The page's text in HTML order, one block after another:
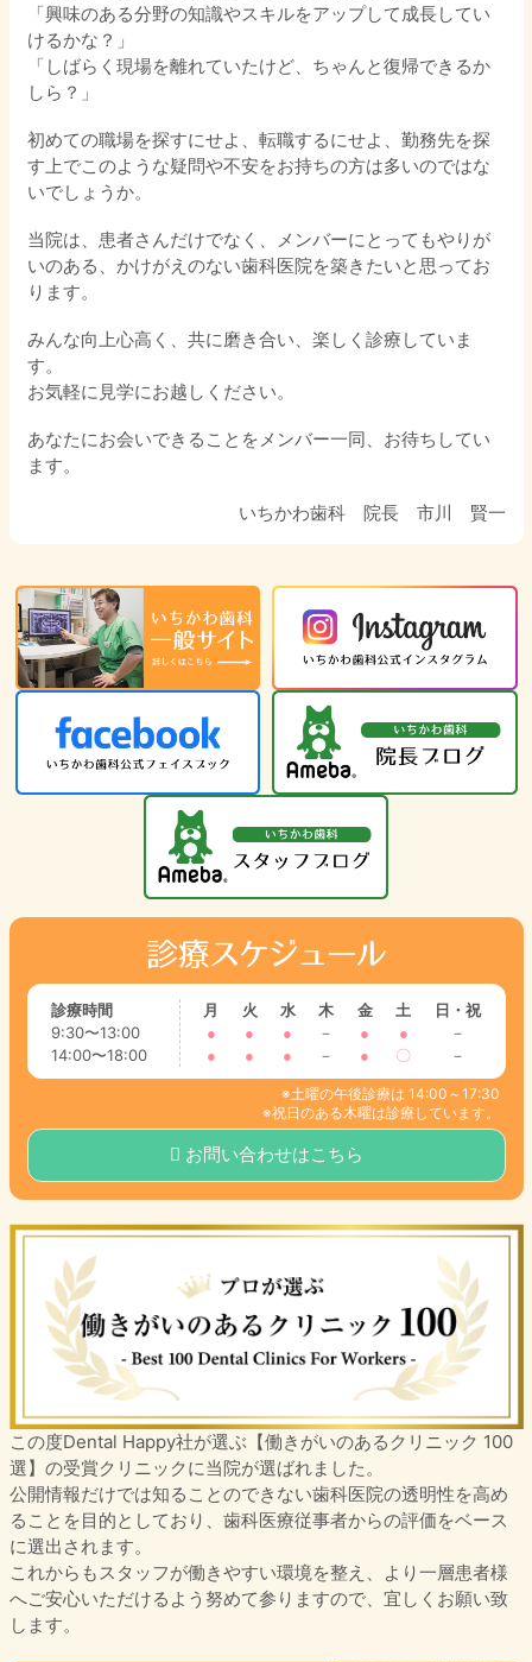
「興味のある分野の知識やスキルをアップして成長してい
けるかな？」
「しばらく現場を離れていたけど、ちゃんと復帰できるか
しら？」
初めての職場を探すにせよ、転職するにせよ、勤務先を探
す上でこのような疑問や不安をお持ちの方は多いのではな
いでしょうか。
当院は、患者さんだけでなく、メンバーにとってもやりが
いのある、かけがえのない歯科医院を築きたいと思ってお
ります。
みんな向上心高く、共に磨き合い、楽しく診療していま
す。
お気軽に見学にお越しください。
あなたにお会いできることをメンバー一同、お待ちしてい
ます。
いちかわ歯科 院長 市川 賢一
診療時間
9:30〜13:00
14:00〜18:00
月
●
●
火
●
●
水
●
●
木
－
－
金
●
●
土
●
〇
日・祝
－
－
※土曜の午後診療は 14:00～17:30
※祝日のある木曜は診療しています。
お問い合わせはこちら
この度Dental Happy社が選ぶ【働きがいのあるクリニック 100
選】の受賞クリニックに当院が選ばれました。
公開情報だけでは知ることのできない歯科医院の透明性を高め
ることを目的としており、歯科医療従事者からの評価をベース
に選出されます。
これからもスタッフが働きやすい環境を整え、より一層患者様
へご安心いただけるよう努めて参りますので、宜しくお願い致
します。